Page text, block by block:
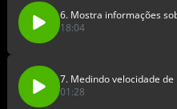
6. Mostra informações
18:04
7. Medindo velocidade
01:28